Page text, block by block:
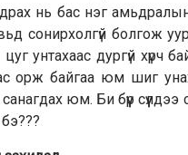
нь бас нэг
сонирхолгүй болгож
унтахаас дургүй хүрч
орж байгаа юм шиг
юм. Би бүүр